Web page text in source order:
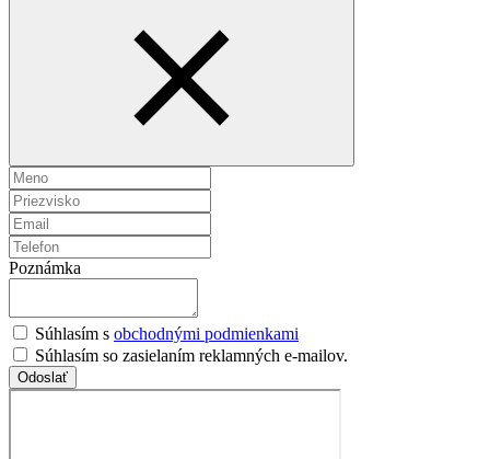
Poznámka
Súhlasím s obchodnými podmienkami
Súhlasím so zasielaním reklamných e-mailov.
Odoslať